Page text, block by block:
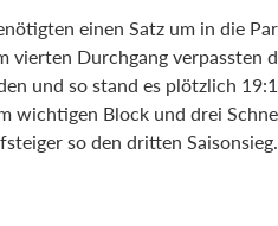
einen Satz um in die
vierten Durchgang verpassten
und so stand es plötzlich
wichtigen Block und drei
so den dritten Saisonsieg.